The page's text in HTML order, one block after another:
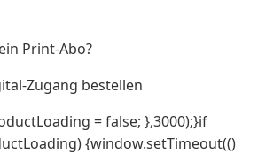
Print-Abo?
Zugang bestellen
= false; },3000);}if
{window.setTimeout(()